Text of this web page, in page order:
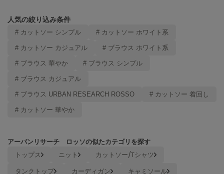
UGG
UNDERSON UNDERSON
un/neu
アンノイ
ウサギブックス
人気の絞り込み条件
# カットソー シンプル # カットソー ホワイト系
# カットソー カジュアル # ブラウス ホワイト系
# ブラウス 華やか # ブラウス シンプル
# ブラウス カジュアル
# ブラウス URBAN RESEARCH ROSSO # カットソー 着回し
# カットソー 華やか
アーバンリサーチ ロッソの似たカテゴリを探す
トップス ニット
カットソー/Tシャツ
タンクトップ
カーディガン
キャミソール